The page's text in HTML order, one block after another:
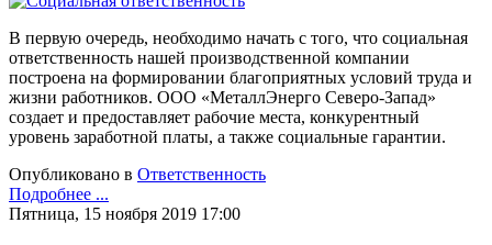
В первую очередь, необходимо начать с того, что социальная
ответственность нашей производственной компании
построена на формировании благоприятных условий труда и
жизни работников. ООО «МеталлЭнерго Северо-Запад»
создает и предоставляет рабочие места, конкурентный
уровень заработной платы, а также социальные гарантии.
Опубликовано в Ответственность
Подробнее ...
Пятница, 15 ноября 2019 17:00